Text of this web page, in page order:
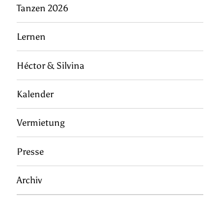
Tanzen 2026
Lernen
Héctor & Silvina
Kalender
Vermietung
Presse
Archiv